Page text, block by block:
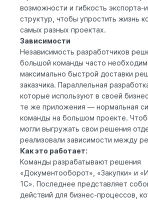
возможности и гибкость экспорта-
структур, чтобы упростить жизнь
самых разных проектах.
Зависимости
Независимость разработчиков
большой команды часто
максимально быстрой доставки
заказчика. Параллельная
которые используют в своей
те же приложения — нормальная
команды на большом проекте.
могли выгружать свои решения
реализовали зависимости между
Как это работает:
Команды разрабатывают решения
«Документооборот», «Закупки» и
1С». Последнее представляет
действий для бизнес-процессов,